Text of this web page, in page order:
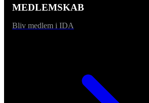
MEDLEMSKAB
Bliv medlem i IDA